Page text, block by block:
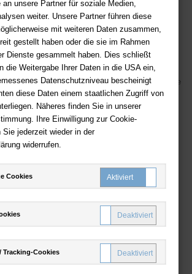
an unsere Partner für soziale Medien,
weiter. Unsere Partner führen diese
mit weiteren Daten zusammen,
gestellt haben oder die sie im Rahmen
Dienste gesammelt haben. Dies schließt
die Weitergabe Ihrer Daten in die USA ein,
Datenschutzniveau bescheinigt
diese Daten einem staatlichen Zugriff von
Näheres finden Sie in unserer
Ihre Einwilligung zur Cookie-
Sie jederzeit wieder in der
widerrufen.
Cookies
Tracking-Cookies
- 982 684 41
bei uns
ab 36,- EUR Bestellwert
und Zahlung mit SSL-Verschlüsselung
wie PayPal, Amazon Payment, Vorkasse